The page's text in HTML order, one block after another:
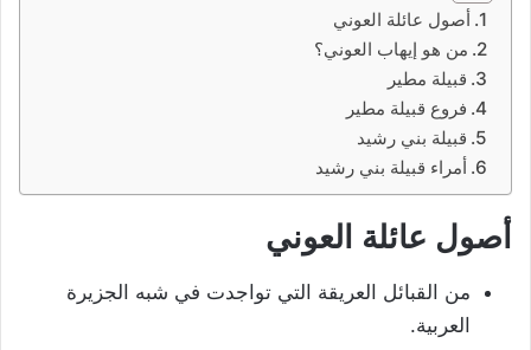
أصول عائلة العوني
من هو إيهاب العوني؟
قبيلة مطير
فروع قبيلة مطير
قبيلة بني رشيد
أمراء قبيلة بني رشيد
أصول عائلة العوني
من القبائل العريقة التي تواجدت في شبه الجزيرة
العربية.